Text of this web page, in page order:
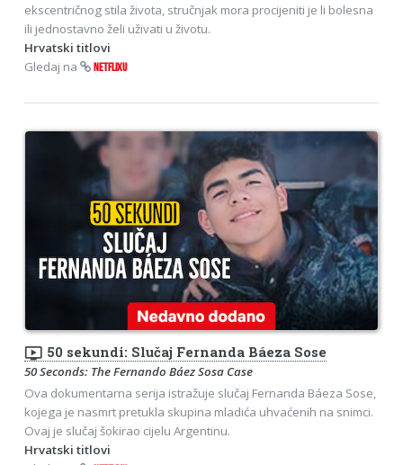
ekscentričnog stila života, stručnjak mora procijeniti je li bolesna
ili jednostavno želi uživati u životu.
Hrvatski titlovi
Gledaj na
NETFLIXU
ondemand_video 50 sekundi: Slučaj Fernanda Báeza Sose
50 Seconds: The Fernando Báez Sosa Case
Ova dokumentarna serija istražuje slučaj Fernanda Báeza Sose,
kojega je nasmrt pretukla skupina mladića uhvaćenih na snimci.
Ovaj je slučaj šokirao cijelu Argentinu.
Hrvatski titlovi